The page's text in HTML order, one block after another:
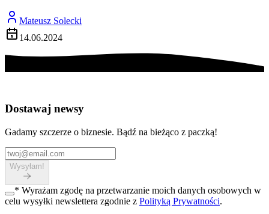
Mateusz Solecki
14.06.2024
Dostawaj newsy
Gadamy szczerze o biznesie. Bądź na bieżąco z paczką!
Wysyłam!
* Wyrażam zgodę na przetwarzanie moich danych osobowych w
celu wysyłki newslettera zgodnie z Polityką Prywatności.